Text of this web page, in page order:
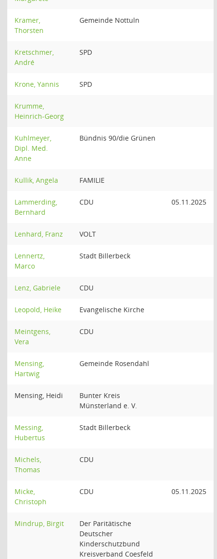
Kramer,
Thorsten
Gemeinde Nottuln
Kretschmer,
André
SPD
Krone, Yannis SPD
Krumme,
Heinrich-Georg
Kuhlmeyer,
Dipl. Med.
Anne
Bündnis 90/die Grünen
Kullik, Angela FAMILIE
Lammerding,
Bernhard
CDU 05.11.2025
Lenhard, Franz VOLT
Lennertz,
Marco
Stadt Billerbeck
Lenz, Gabriele CDU
Leopold, Heike Evangelische Kirche
Meintgens,
Vera
CDU
Mensing,
Hartwig
Gemeinde Rosendahl
Mensing, Heidi
Bunter Kreis
Münsterland e. V.
Messing,
Hubertus
Stadt Billerbeck
Michels,
Thomas
CDU
Micke,
Christoph
CDU 05.11.2025
Mindrup, Birgit
Der Paritätische
Deutscher
Kinderschutzbund
Kreisverband Coesfeld